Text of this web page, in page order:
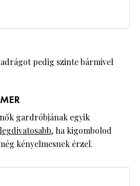
pedig szinte bármivel
gardróbjának egyik
, ha kigombolod
kényelmesnek érzel.